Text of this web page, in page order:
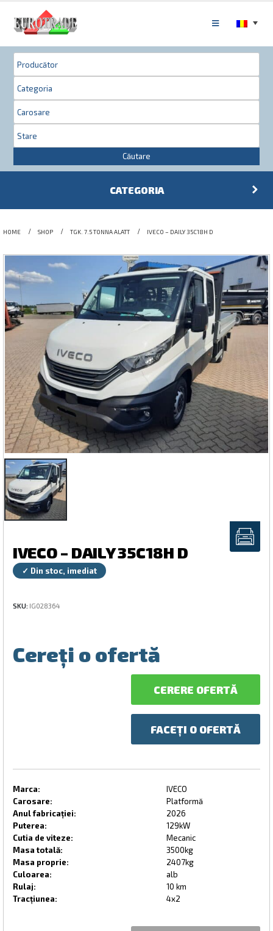
Căutare
CATEGORIA
HOME SHOP TGK. 7.5 TONNA ALATT IVECO – DAILY 35C18H D
IVECO – DAILY 35C18H D
✓ Din stoc, imediat
SKU: IG028364
Cereți o ofertă
CERERE OFERTĂ
FACEȚI O OFERTĂ
Marca:
IVECO
Carosare:
Platformă
Anul fabricației:
2026
Puterea:
129kW
Cutia de viteze:
Mecanic
Masa totală:
3500kg
Masa proprie:
2407kg
Culoarea:
alb
Rulaj:
10 km
Tracțiunea:
4x2